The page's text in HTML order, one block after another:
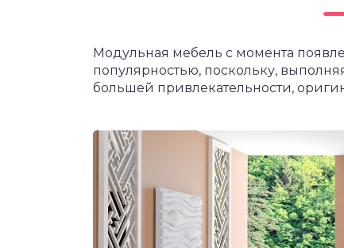
Модульная мебель с момента
популярностью, поскольку,
большей привлекательности,